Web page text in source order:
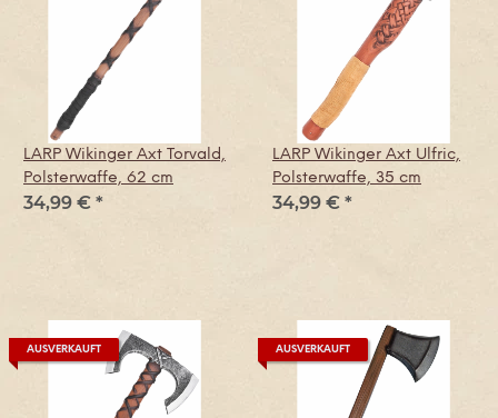
LARP Wikinger Axt Torvald,
Polsterwaffe, 62 cm
34,99 € *
LARP Wikinger Axt Ulfric,
Polsterwaffe, 35 cm
34,99 € *
AUSVERKAUFT AUSVERKAUFT